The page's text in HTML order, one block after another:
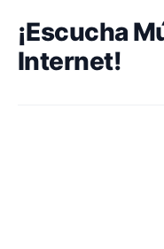
¡Escucha
Internet!